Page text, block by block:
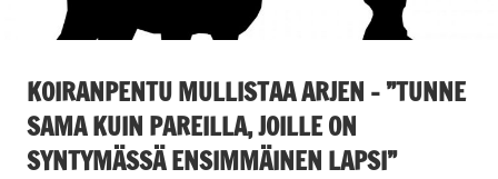
KOIRANPENTU MULLISTAA ARJEN – ”TUNNE
SAMA KUIN PAREILLA, JOILLE ON
SYNTYMÄSSÄ ENSIMMÄINEN LAPSI”